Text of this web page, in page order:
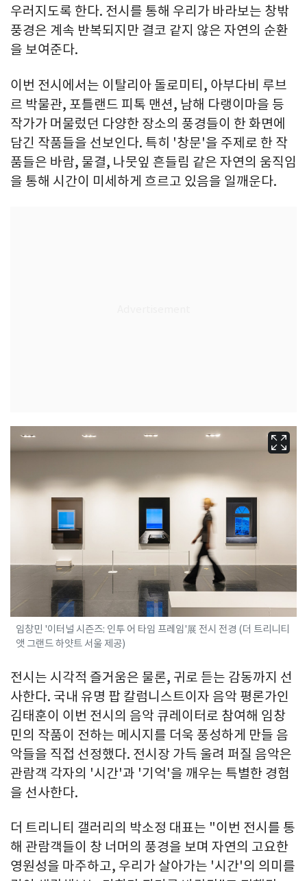
우러지도록 한다. 전시를 통해 우리가 바라보는 창밖
풍경은 계속 반복되지만 결코 같지 않은 자연의 순환
을 보여준다.
이번 전시에서는 이탈리아 돌로미티, 아부다비 루브
르 박물관, 포틀랜드 피톡 맨션, 남해 다랭이마을 등
작가가 머물렀던 다양한 장소의 풍경들이 한 화면에
담긴 작품들을 선보인다. 특히 '창문'을 주제로 한 작
품들은 바람, 물결, 나뭇잎 흔들림 같은 자연의 움직임
을 통해 시간이 미세하게 흐르고 있음을 일깨운다.
임창민 '이터널 시즌즈: 인투 어 타임 프레임'展 전시 전경 (더 트리니티
앳 그랜드 하얏트 서울 제공)
전시는 시각적 즐거움은 물론, 귀로 듣는 감동까지 선
사한다. 국내 유명 팝 칼럼니스트이자 음악 평론가인
김태훈이 이번 전시의 음악 큐레이터로 참여해 임창
민의 작품이 전하는 메시지를 더욱 풍성하게 만들 음
악들을 직접 선정했다. 전시장 가득 울려 퍼질 음악은
관람객 각자의 '시간'과 '기억'을 깨우는 특별한 경험
을 선사한다.
더 트리니티 갤러리의 박소정 대표는 "이번 전시를 통
해 관람객들이 창 너머의 풍경을 보며 자연의 고요한
영원성을 마주하고, 우리가 살아가는 '시간'의 의미를